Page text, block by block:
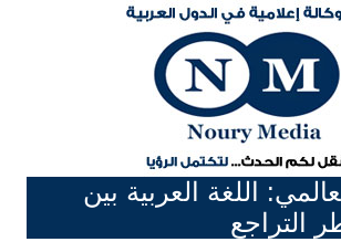
اللغة العربية بين
التراجع